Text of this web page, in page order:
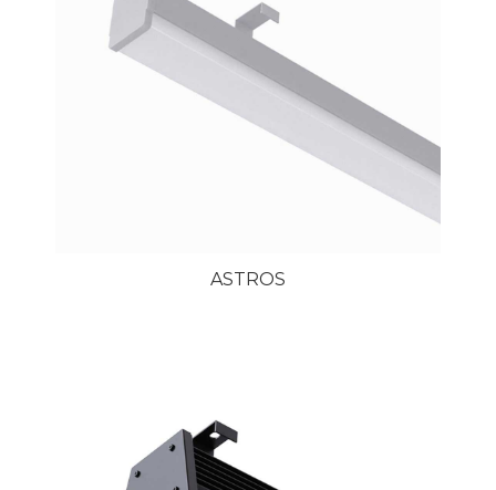
ASTROS